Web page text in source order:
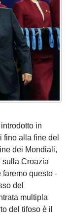
in
fino alla fine del
dei Mondiali,
sulla Croazia
questo -
del
multipla
del tifoso è il